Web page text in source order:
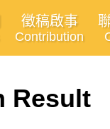
徵稿啟事
Contribution
Result